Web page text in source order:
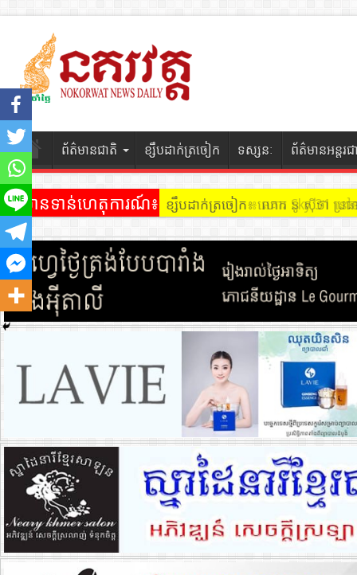
ព័ត៌មានជាតិ ខ្សឹបដាក់ត្រចៀក ទស្សនៈ ព័ត៌មានអន្តរជ
ព័ត៌មានទាន់ហេតុការណ៍៖ ខ្សឹបដាក់ត្រចៀក ៖ អគារ Sky 31